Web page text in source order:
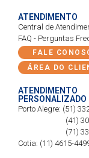
ATENDIMENTO
Central de
FAQ - Perguntas
FALE
ÁREA DO
ATENDIMENTO
PERSONALIZADO
Porto Alegre: (51)
(41)
(71)
Cotia: (11) 4615-